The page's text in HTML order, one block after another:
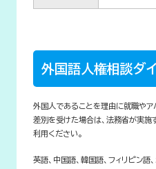
外国語人権相談ダ
外国人であることを理由に就職や
差別を受けた場合は、法務省が実施
利用ください。
英語、中国語、韓国語、フィリピン語